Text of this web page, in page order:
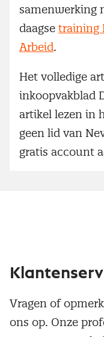
samenwerking
daagse training
Arbeid.
Het volledige
inkoopvakblad
artikel lezen in
geen lid van
gratis account
Vragen of
ons op. Onze